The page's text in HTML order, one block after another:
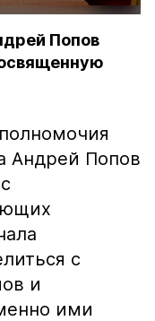
Попов
Андрей Попов
с
и
ими